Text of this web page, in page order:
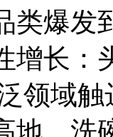
类爆发
增长：
领域